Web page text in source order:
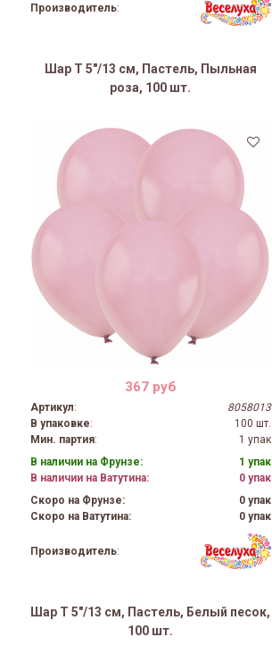
Производитель:
Шар Т 5"/13 см, Пастель, Пыльная
роза, 100 шт.
367 руб
Артикул:
8058013
В упаковке:
100 шт.
Мин. партия:
1 упак
В наличии на Фрунзе:
1 упак
В наличии на Ватутина:
0 упак
Скоро на Фрунзе:
0 упак
Скоро на Ватутина:
0 упак
Производитель:
Шар Т 5"/13 см, Пастель, Белый песок,
100 шт.